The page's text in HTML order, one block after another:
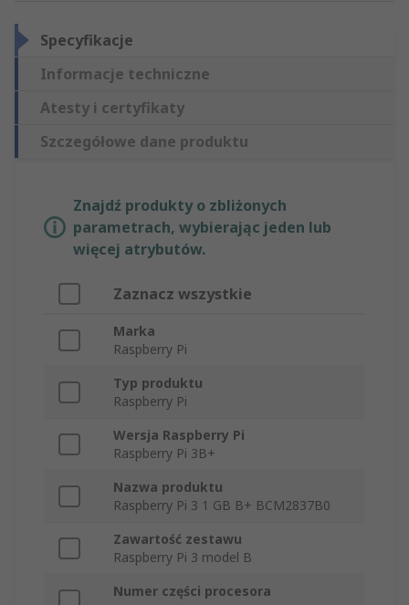
Specyfikacje
Informacje techniczne
Atesty i certyfikaty
Szczegółowe dane produktu
Znajdź produkty o zbliżonych
parametrach, wybierając jeden lub
więcej atrybutów.
Zaznacz wszystkie
Marka
Raspberry Pi
Typ produktu
Raspberry Pi
Wersja Raspberry Pi
Raspberry Pi 3B+
Nazwa produktu
Raspberry Pi 3 1 GB B+ BCM2837B0
Zawartość zestawu
Raspberry Pi 3 model B
Numer części procesora